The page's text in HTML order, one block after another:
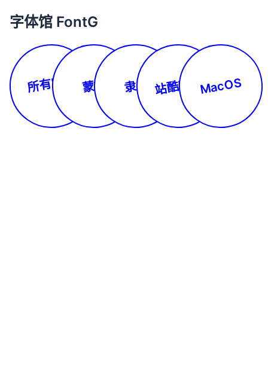
字体馆 FontG
所有字体 蒙文 隶书 站酷字库MacOS